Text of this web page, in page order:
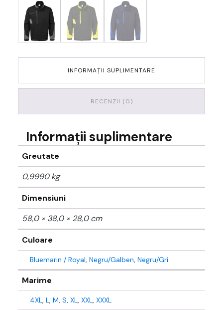
INFORMAȚII SUPLIMENTARE
RECENZII (0)
Informații suplimentare
Greutate
0,9990 kg
Dimensiuni
58,0 × 38,0 × 28,0 cm
Culoare
Bluemarin / Royal, Negru/Galben, Negru/Gri
Marime
4XL, L, M, S, XL, XXL, XXXL